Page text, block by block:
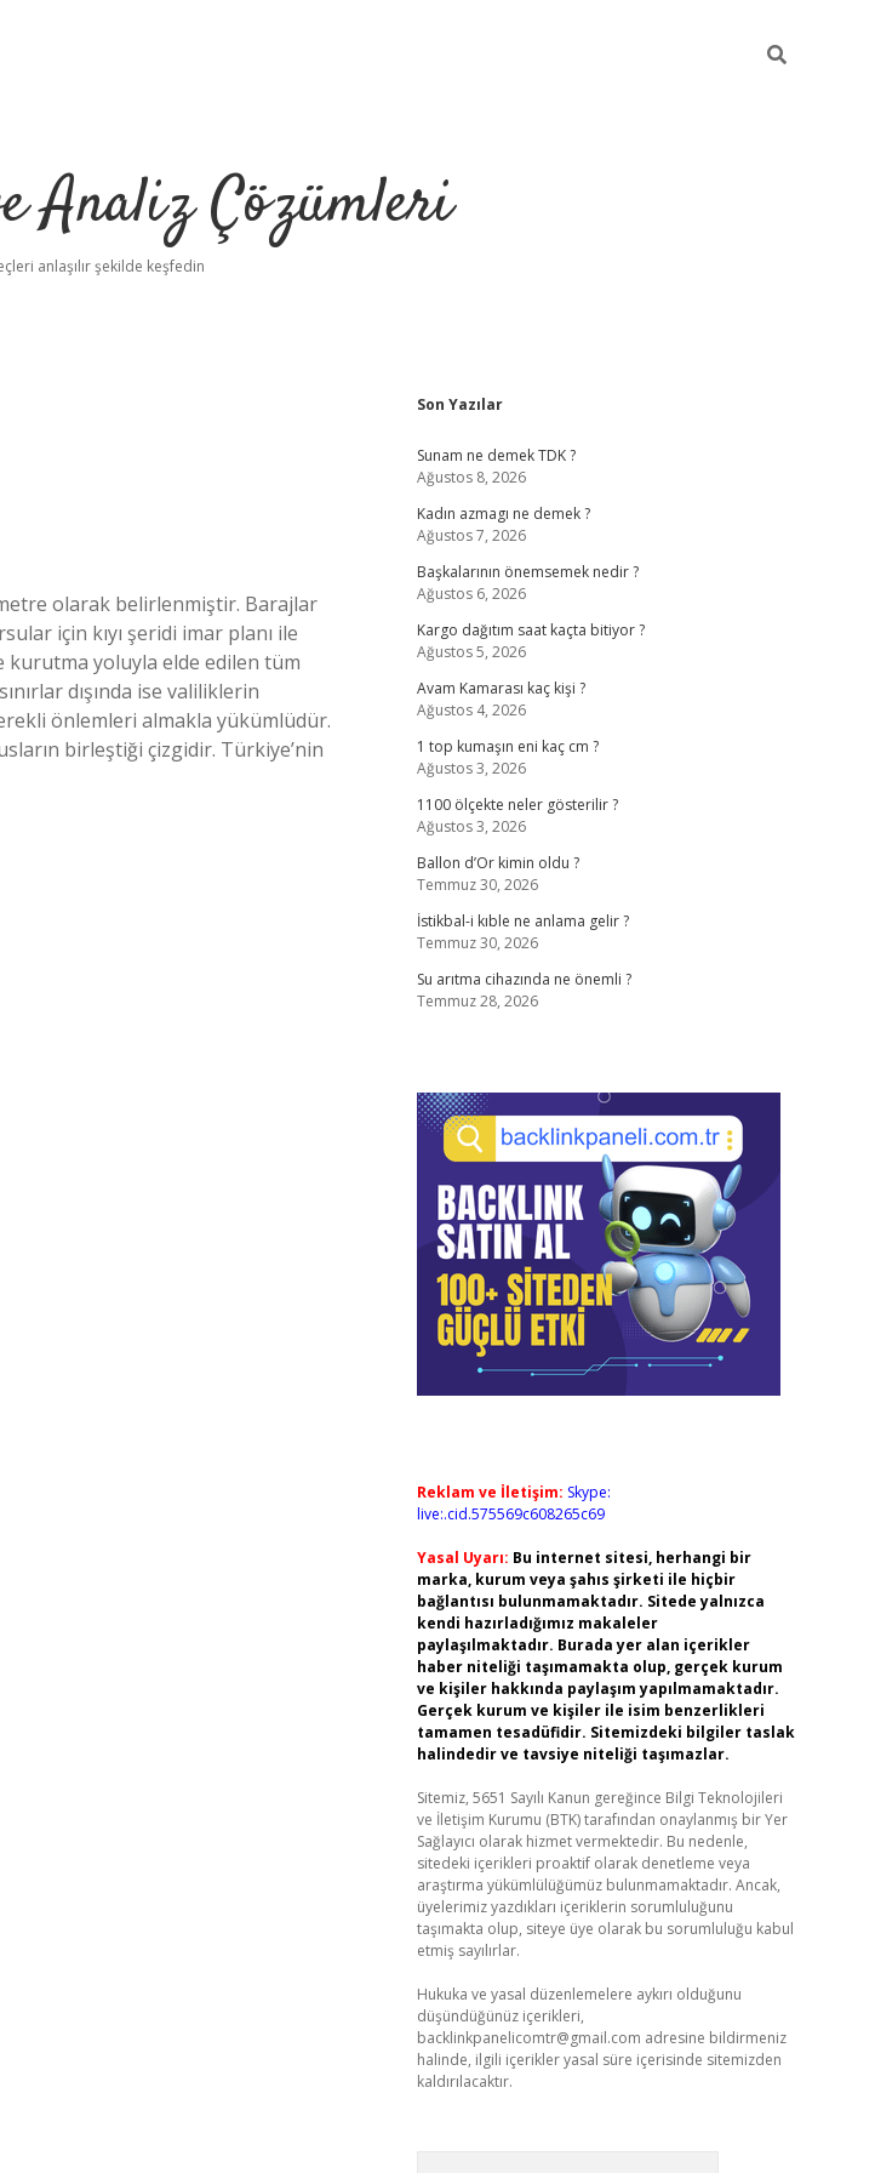
Analiz Çözümleri
anlaşılır şekilde keşfedin
olarak belirlenmiştir. Barajlar
için kıyı şeridi imar planı ile
kurutma yoluyla elde edilen tüm
dışında ise valiliklerin
önlemleri almakla yükümlüdür.
birleştiği çizgidir. Türkiye’nin
Sidebar
Son Yazılar
Sunam ne demek TDK ?
Ağustos 8, 2026
Kadın azmagı ne demek ?
Ağustos 7, 2026
Başkalarının önemsemek nedir ?
Ağustos 6, 2026
Kargo dağıtım saat kaçta bitiyor ?
Ağustos 5, 2026
Avam Kamarası kaç kişi ?
Ağustos 4, 2026
1 top kumaşın eni kaç cm ?
Ağustos 3, 2026
1100 ölçekte neler gösterilir ?
Ağustos 3, 2026
Ballon d’Or kimin oldu ?
Temmuz 30, 2026
İstikbal-i kıble ne anlama gelir ?
Temmuz 30, 2026
Su arıtma cihazında ne önemli ?
Temmuz 28, 2026
Reklam ve İletişim: Skype:
live:.cid.575569c608265c69
Yasal Uyarı: Bu internet sitesi, herhangi bir
marka, kurum veya şahıs şirketi ile hiçbir
bağlantısı bulunmamaktadır. Sitede yalnızca
kendi hazırladığımız makaleler
paylaşılmaktadır. Burada yer alan içerikler
haber niteliği taşımamakta olup, gerçek kurum
ve kişiler hakkında paylaşım yapılmamaktadır.
Gerçek kurum ve kişiler ile isim benzerlikleri
tamamen tesadüfidir. Sitemizdeki bilgiler taslak
halindedir ve tavsiye niteliği taşımazlar.
Sitemiz, 5651 Sayılı Kanun gereğince Bilgi Teknolojileri
ve İletişim Kurumu (BTK) tarafından onaylanmış bir Yer
Sağlayıcı olarak hizmet vermektedir. Bu nedenle,
sitedeki içerikleri proaktif olarak denetleme veya
araştırma yükümlülüğümüz bulunmamaktadır. Ancak,
üyelerimiz yazdıkları içeriklerin sorumluluğunu
taşımakta olup, siteye üye olarak bu sorumluluğu kabul
etmiş sayılırlar.
Hukuka ve yasal düzenlemelere aykırı olduğunu
düşündüğünüz içerikleri,
backlinkpanelicomtr@gmail.com adresine bildirmeniz
halinde, ilgili içerikler yasal süre içerisinde sitemizden
kaldırılacaktır.